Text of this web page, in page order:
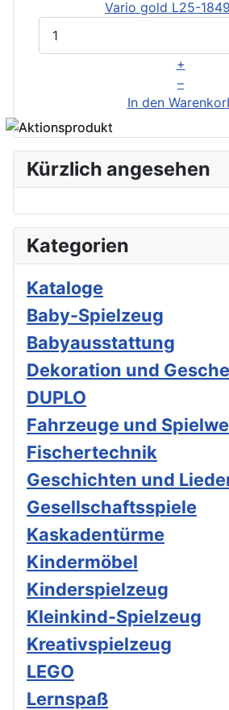
Vario gold L25-
+
–
In den
Kürzlich angesehen
Kategorien
Kataloge
Baby-Spielzeug
Babyausstattung
Dekoration und
DUPLO
Fahrzeuge und
Fischertechnik
Geschichten und
Gesellschaftsspiele
Kaskadentürme
Kindermöbel
Kinderspielzeug
Kleinkind-Spielzeug
Kreativspielzeug
LEGO
Lernspaß